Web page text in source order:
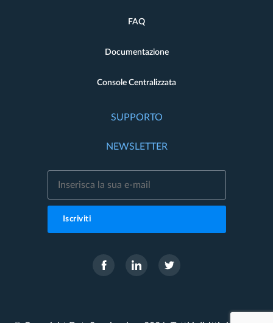
FAQ
Documentazione
Console Centralizzata
SUPPORTO
NEWSLETTER
Iscriviti